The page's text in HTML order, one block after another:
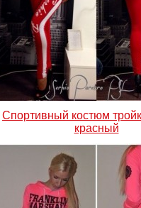
Спортивный костюм
красный